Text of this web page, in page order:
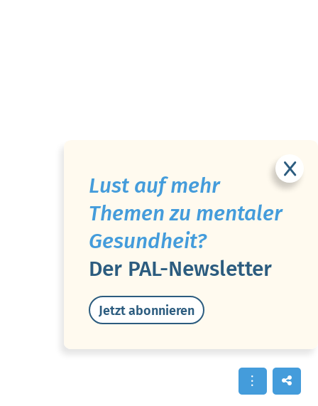
Lust auf mehr
Themen zu mentaler
Gesundheit?
Der PAL-Newsletter
Jetzt abonnieren